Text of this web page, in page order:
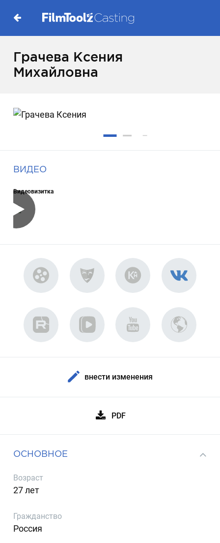
Грачева Ксения
Михайловна
ВИДЕО
Видеовизитка
внести изменения
PDF
ОСНОВНОЕ
Возраст
27 лет
Гражданство
Россия